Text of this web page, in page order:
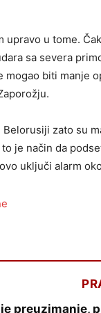
upravo u tome.
sa severa
mogao biti manje
zato su
je način da
uključi alarm
preuzimanje,